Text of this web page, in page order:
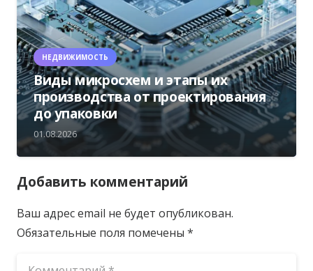
НЕДВИЖИМОСТЬ
Виды микросхем и этапы их
производства от проектирования
до упаковки
01.08.2026
Добавить комментарий
Ваш адрес email не будет опубликован.
Обязательные поля помечены *